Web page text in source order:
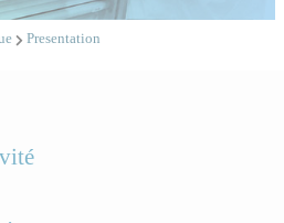
Presentation